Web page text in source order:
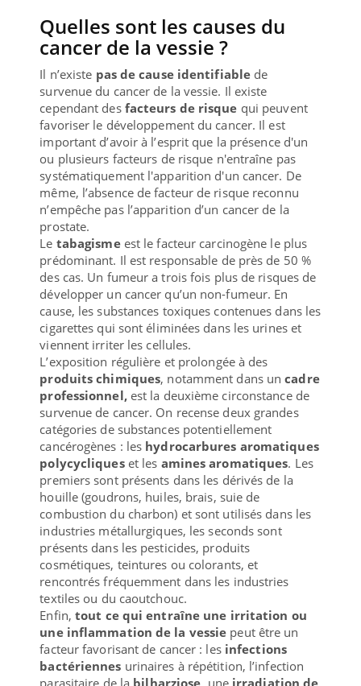
Quelles sont les causes du
cancer de la vessie ?
Il n’existe pas de cause identifiable de
survenue du cancer de la vessie. Il existe
cependant des facteurs de risque qui peuvent
favoriser le développement du cancer. Il est
important d’avoir à l’esprit que la présence d'un
ou plusieurs facteurs de risque n'entraîne pas
systématiquement l'apparition d'un cancer. De
même, l’absence de facteur de risque reconnu
n’empêche pas l’apparition d’un cancer de la
prostate.
Le tabagismeest le facteur carcinogène le plus
prédominant. Il est responsable de près de 50 %
des cas. Un fumeur a trois fois plus de risques de
développer un cancer qu’un non-fumeur. En
cause, les substances toxiques contenues dans les
cigarettes qui sont éliminées dans les urines et
viennent irriter les cellules.
L’exposition régulière et prolongée à des
produits chimiques, notamment dans uncadre
professionnel,est la deuxième circonstance de
survenue de cancer. On recense deux grandes
catégories de substances potentiellement
cancérogènes : les hydrocarbures aromatiques
polycycliqueset les amines aromatiques. Les
premiers sont présents dans les dérivés de la
houille (goudrons, huiles, brais, suie de
combustion du charbon) et sont utilisés dans les
industries métallurgiques, les seconds sont
présents dans les pesticides, produits
cosmétiques, teintures ou colorants, et
rencontrés fréquemment dans les industries
textiles ou du caoutchouc.
Enfin,tout ce qui entraîne une irritation ou
une inflammation de la vessie peut être un
facteur favorisant de cancer : les infections
bactériennes urinaires à répétition, l’infection
parasitaire de la bilharziose , une irradiation de